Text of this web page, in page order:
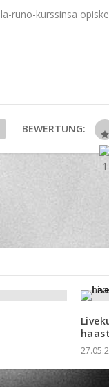
runo-kurssinsa
BEWERTUNG: